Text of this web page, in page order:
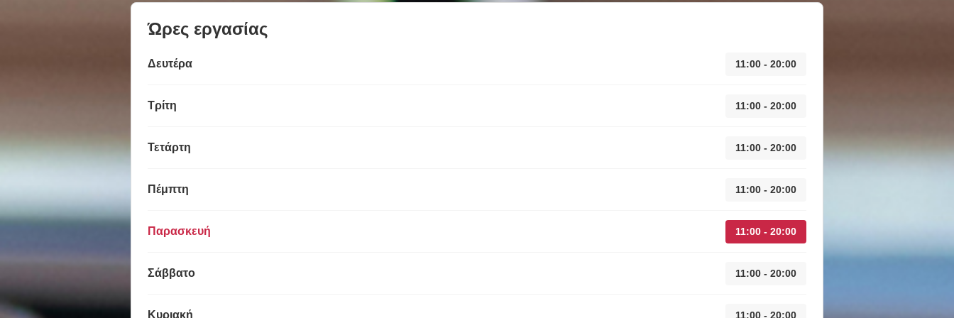
Ώρες εργασίας
Δευτέρα 11:00 - 20:00
Τρίτη 11:00 - 20:00
Τετάρτη 11:00 - 20:00
Πέμπτη 11:00 - 20:00
Παρασκευή 11:00 - 20:00
Σάββατο 11:00 - 20:00
Κυριακή 11:00 - 20:00